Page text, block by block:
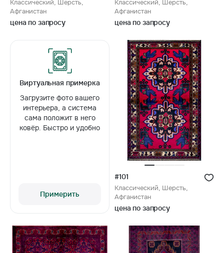
Классический, Шерсть,
Афганистан
цена по запросу
Классический, Шерсть,
Афганистан
цена по запросу
Виртуальная примерка
Загрузите фото вашего
интерьера, а система
сама положит в него
ковёр. Быстро и удобно
Примерить
#101
Классический, Шерсть,
Афганистан
цена по запросу